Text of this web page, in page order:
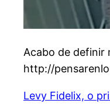
Acabo de definir
http://
Levy Fidelix, o